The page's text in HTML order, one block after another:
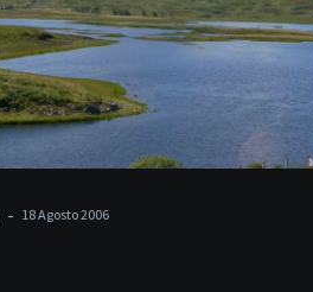
- 18 Agosto 2006